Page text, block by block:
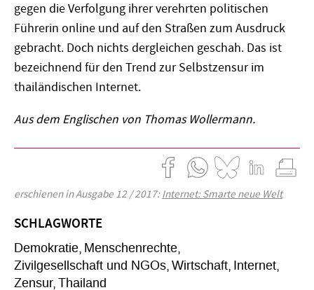
gegen die Verfolgung ihrer verehrten politischen
Führerin online und auf den Straßen zum Ausdruck
gebracht. Doch nichts dergleichen geschah. Das ist
bezeichnend für den Trend zur Selbstzensur im
thailändischen Internet.
Aus dem Englischen von Thomas Wollermann.
erschienen in Ausgabe 12 / 2017:Internet: Smarte neue Welt
SCHLAGWORTE
Demokratie Menschenrechte
Zivilgesellschaft und NGOs Wirtschaft Internet
Zensur Thailand